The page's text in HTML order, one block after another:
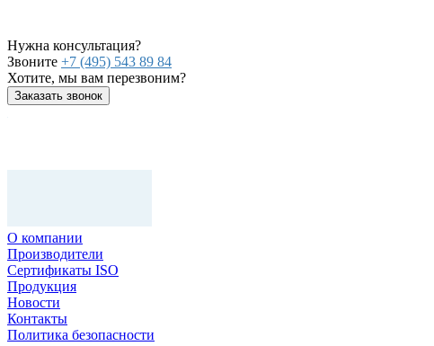
Нужна консультация?
Звоните +7 (495) 543 89 84
Хотите, мы вам перезвоним?
Заказать звонок
О компании
Производители
Сертификаты ISO
Продукция
Новости
Контакты
Политика безопасности